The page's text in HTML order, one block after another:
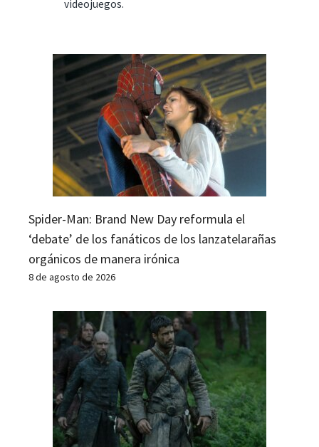
videojuegos.
Spider-Man: Brand New Day reformula el
‘debate’ de los fanáticos de los lanzatelarañas
orgánicos de manera irónica
8 de agosto de 2026